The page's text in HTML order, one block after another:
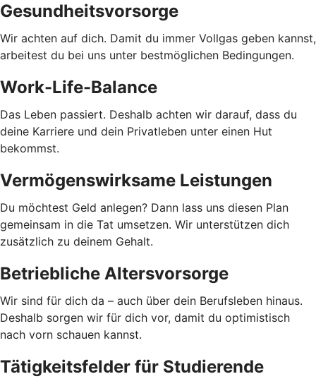
Gesundheitsvorsorge
Wir achten auf dich. Damit du immer Vollgas geben kannst,
arbeitest du bei uns unter bestmöglichen Bedingungen.
Work-Life-Balance
Das Leben passiert. Deshalb achten wir darauf, dass du
deine Karriere und dein Privatleben unter einen Hut
bekommst.
Vermögenswirksame Leistungen
Du möchtest Geld anlegen? Dann lass uns diesen Plan
gemeinsam in die Tat umsetzen. Wir unterstützen dich
zusätzlich zu deinem Gehalt.
Betriebliche Altersvorsorge
Wir sind für dich da – auch über dein Berufsleben hinaus.
Deshalb sorgen wir für dich vor, damit du optimistisch
nach vorn schauen kannst.
Tätigkeitsfelder für Studierende